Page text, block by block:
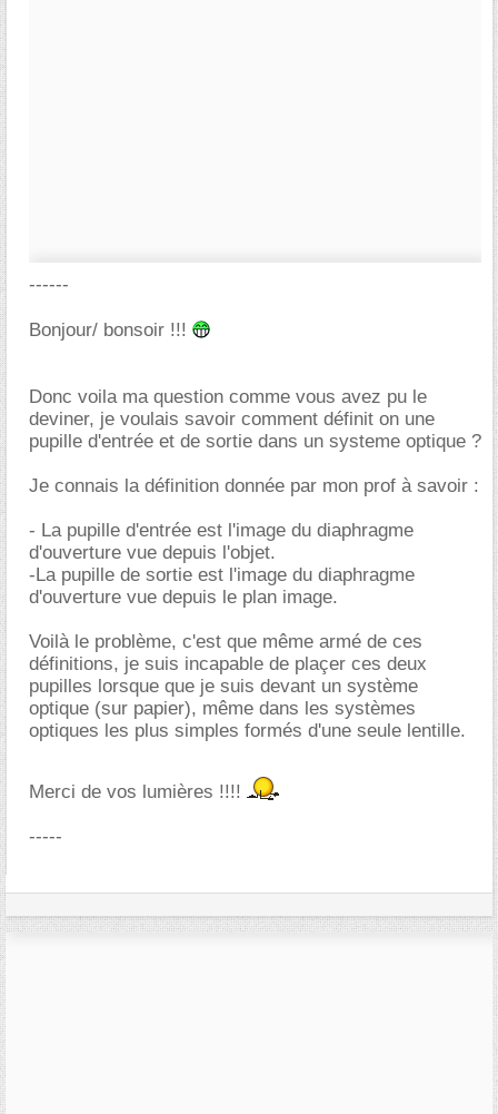
------
Bonjour/ bonsoir !!!
Donc voila ma question comme vous avez pu le
deviner, je voulais savoir comment définit on une
pupille d'entrée et de sortie dans un systeme optique ?
Je connais la définition donnée par mon prof à savoir :
- La pupille d'entrée est l'image du diaphragme
d'ouverture vue depuis l'objet.
-La pupille de sortie est l'image du diaphragme
d'ouverture vue depuis le plan image.
Voilà le problème, c'est que même armé de ces
définitions, je suis incapable de plaçer ces deux
pupilles lorsque que je suis devant un système
optique (sur papier), même dans les systèmes
optiques les plus simples formés d'une seule lentille.
Merci de vos lumières !!!!
-----